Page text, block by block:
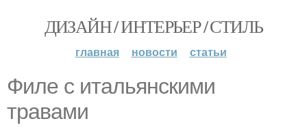
ДИЗАЙН / ИНТЕРЬЕР / СТИЛЬ
главная новости статьи
Филе с итальянскими
травами